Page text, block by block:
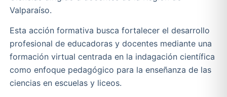
Valparaíso.
Esta acción formativa busca fortalecer el desarrollo
profesional de educadoras y docentes mediante una
formación virtual centrada en la indagación científica
como enfoque pedagógico para la enseñanza de las
ciencias en escuelas y liceos.